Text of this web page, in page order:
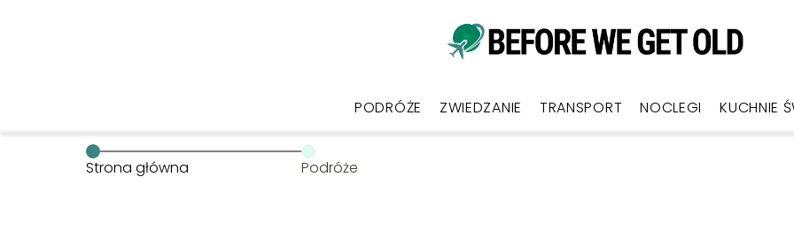
PODRÓŻE ZWIEDZANIE TRANSPORT NOCLEGI KUCHNIE
Strona główna Podróże